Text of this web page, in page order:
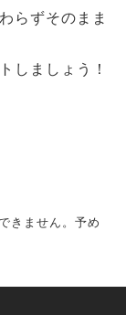
らずそのまま
しましょう！
きません。予め